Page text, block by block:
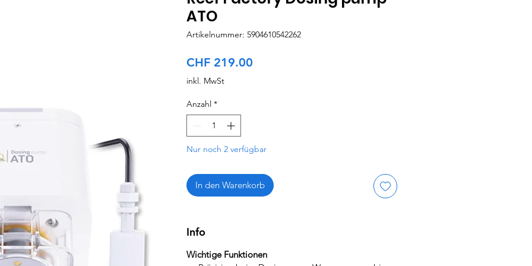
ATO
Artikelnummer: 5904610542262
CHF 219.00
inkl. MwSt
Anzahl *
Nur noch 2 verfügbar
In den Warenkorb
Info
Wichtige Funktionen